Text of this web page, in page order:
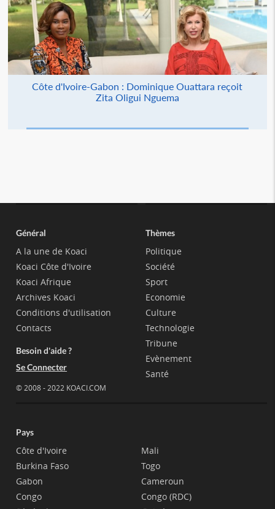
Côte d'Ivoire-Gabon : Dominique Ouattara reçoit
Zita Oligui Nguema
Général
A la une de Koaci
Koaci Côte d'Ivoire
Koaci Afrique
Archives Koaci
Conditions d'utilisation
Contacts
Besoin d'aide ?
Se Connecter
© 2008 - 2022 KOACI.COM
Thèmes
Politique
Société
Sport
Economie
Culture
Technologie
Tribune
Evènement
Santé
Pays
Côte d'Ivoire
Burkina Faso
Gabon
Congo
Mali
Togo
Cameroun
Congo (RDC)